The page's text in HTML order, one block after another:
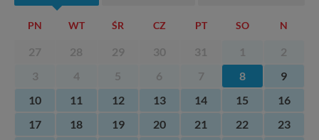
PN WT ŚR CZ PT SO N
27 28 29 30 31 1
2
3
4 5 6 7 8
9
10
11 12 13 14 15
16
17
18 19 20 21 22
23
tych plików - w pewnych przypadkach nie możemy tego
zrobić za Ciebie.
Dziękujemy, i życzmy miłego odkrywania Mazur na